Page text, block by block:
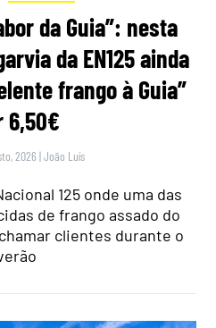
da Guia”: nesta
da EN125 ainda
frango à Guia”
6,50€
2026 |João Luís
125 onde uma das
de frango assado do
clientes durante o